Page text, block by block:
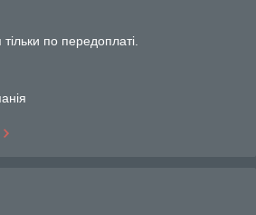
по передоплаті.